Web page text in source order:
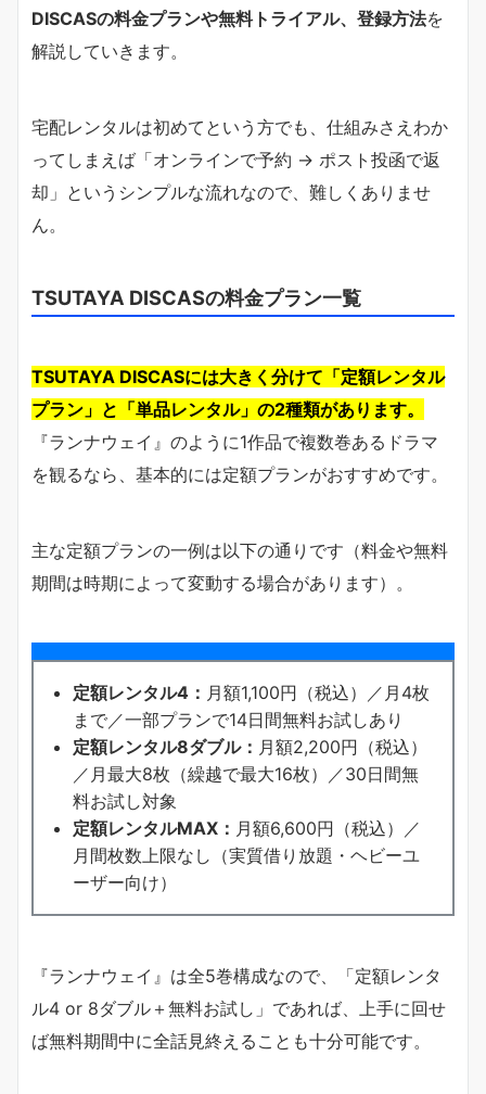
DISCASの料金プランや無料トライアル、登録方法を
解説していきます。
宅配レンタルは初めてという方でも、仕組みさえわか
ってしまえば「オンラインで予約 → ポスト投函で返
却」というシンプルな流れなので、難しくありませ
ん。
TSUTAYA DISCASの料金プラン一覧
TSUTAYA DISCASには大きく分けて「定額レンタル
プラン」と「単品レンタル」の2種類があります。
『ランナウェイ』のように1作品で複数巻あるドラマ
を観るなら、基本的には定額プランがおすすめです。
主な定額プランの一例は以下の通りです（料金や無料
期間は時期によって変動する場合があります）。
定額レンタル4： 月額1,100円（税込）／月4枚
まで／一部プランで14日間無料お試しあり
定額レンタル8ダブル： 月額2,200円（税込）
／月最大8枚（繰越で最大16枚）／30日間無
料お試し対象
定額レンタルMAX： 月額6,600円（税込）／
月間枚数上限なし（実質借り放題・ヘビーユ
ーザー向け）
『ランナウェイ』は全5巻構成なので、「定額レンタ
ル4 or 8ダブル＋無料お試し」であれば、上手に回せ
ば無料期間中に全話見終えることも十分可能です。